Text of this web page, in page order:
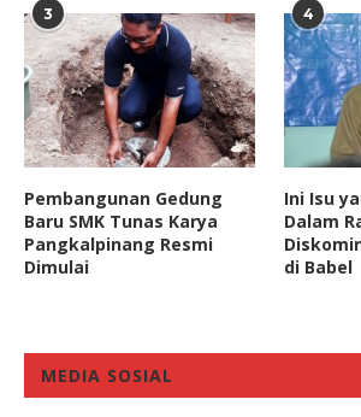
3
Pembangunan Gedung
Baru SMK Tunas Karya
Pangkalpinang Resmi
Dimulai
4
Ini Isu
Dalam
di Babel
MEDIA SOSIAL